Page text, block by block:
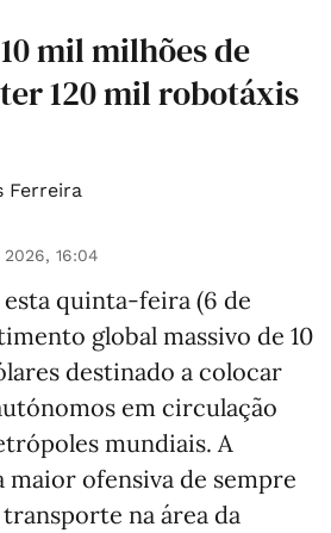
mil milhões de
120 mil robotáxis
Ferreira
16:04
quinta-feira (6 de
global massivo de 10
destinado a colocar
em circulação
mundiais. A
maior ofensiva de sempre
na área da